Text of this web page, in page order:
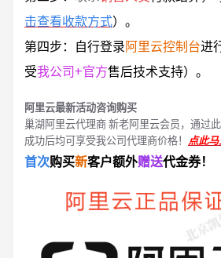
击查看收款方式）。
第四步：自行登录阿里云控制台进
受我公司+官方售后技术支持）。
阿里云最新活动咨询购买
巢湖阿里云代理商 新老阿里云会员，通过
成功后均可享受我公司代理商价格！ 点此
首次购买新客户额外赠送代金券！